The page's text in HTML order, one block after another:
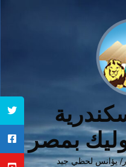
بمصر
يؤانس لحظي جيد